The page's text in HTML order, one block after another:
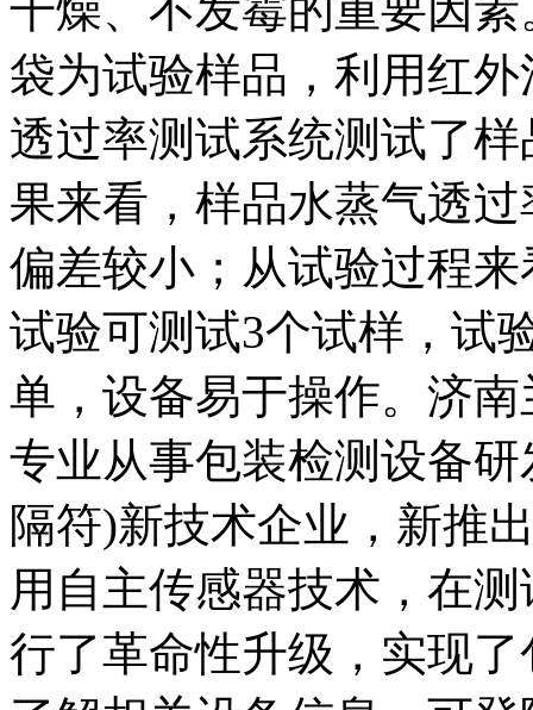
袋为试验样品，利用红
透过率测试系统测试了
果来看，样品水蒸气透
偏差较小；从试验过程
试验可测试3个试样，试
单，设备易于操作。济
专业从事包装检测设备
隔符)新技术企业，新推
用自主传感器技术，在
行了革命性升级，实现